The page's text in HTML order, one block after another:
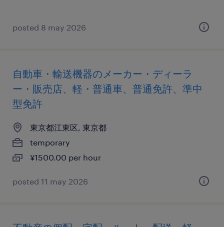
posted 8 may 2026
自動車・輸送機器のメーカー・ディーラ
ー・販売店、軽・普通車、普通免許、準中
型免許
東京都江東区, 東京都
temporary
¥1500.00 per hour
posted 11 may 2026